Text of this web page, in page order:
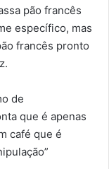
pão francês
específico, mas
francês pronto
de
que é apenas
café que é